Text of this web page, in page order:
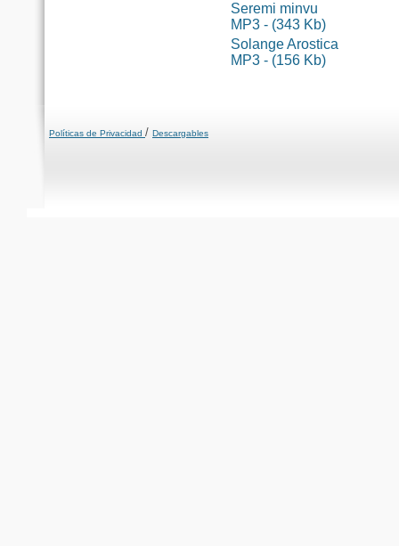
Seremi minvu
MP3 - (343 Kb)
Solange Arostica
MP3 - (156 Kb)
Políticas de Privacidad / Descargables